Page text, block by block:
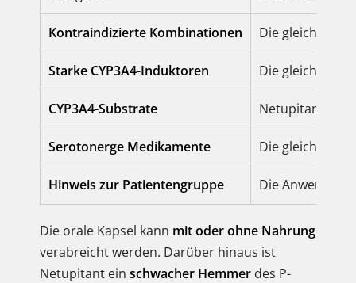
Kontraindizierte Kombinationen Die
Starke CYP3A4-Induktoren Die
CYP3A4-Substrate Netupitant
Serotonerge Medikamente Die
Hinweis zur Patientengruppe Die
Die orale Kapsel kann mit oder ohne Nahrung
verabreicht werden. Darüber hinaus ist
Netupitant ein schwacher Hemmer des P-